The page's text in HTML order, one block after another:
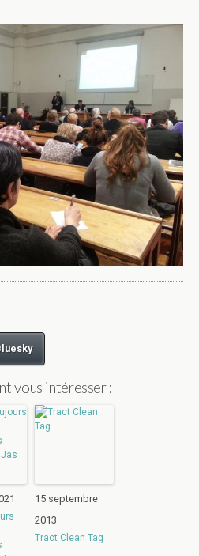
vous intéresser :
15 septembre
2013
Tract Clean Tag